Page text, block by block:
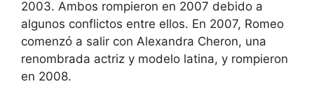
2003. Ambos rompieron en 2007 debido a
algunos conflictos entre ellos. En 2007, Romeo
comenzó a salir con Alexandra Cheron, una
renombrada actriz y modelo latina, y rompieron
en 2008.